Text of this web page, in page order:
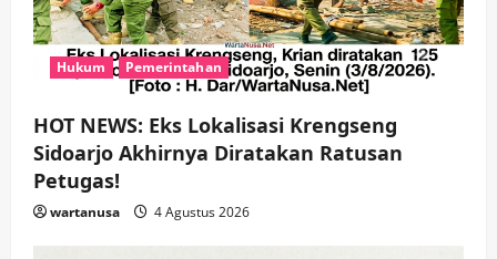
n
Hukum Pemerintahan
HOT NEWS: Eks Lokalisasi Krengseng
Sidoarjo Akhirnya Diratakan Ratusan
Petugas!
wartanusa 4 Agustus 2026